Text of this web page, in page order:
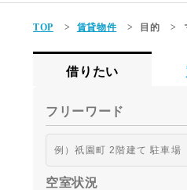
TOP > 賃貸物件 > 目的 >
借りたい
フリーワード
空室状況